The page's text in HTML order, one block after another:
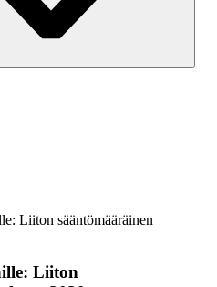
Liiton sääntömääräinen
Liiton